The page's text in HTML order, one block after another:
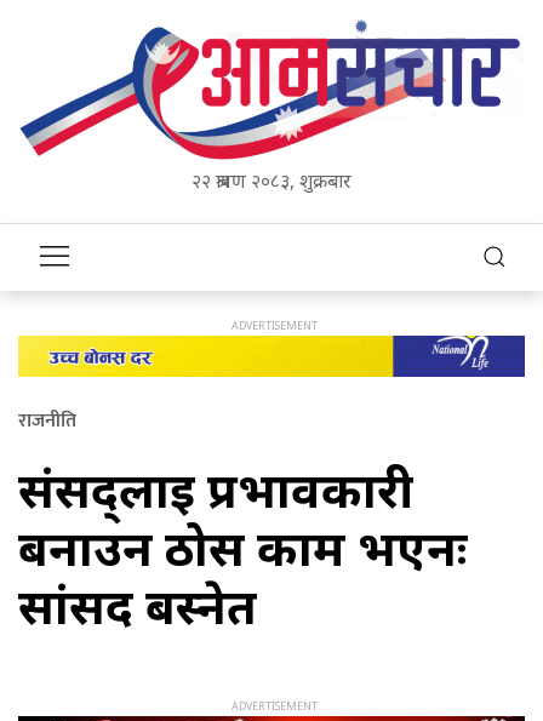
२२ श्रावण २०८३, शुक्रबार
राजनीति
संसद्लाई प्रभावकारी
बनाउन ठोस काम भएनः
सांसद बस्नेत